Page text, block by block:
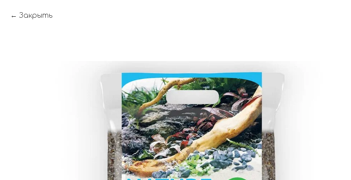
Закрыть